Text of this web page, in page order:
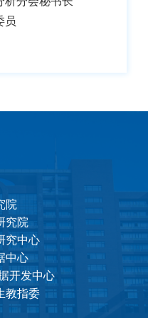
员
院
究院
究中心
中心
开发中心
教指委